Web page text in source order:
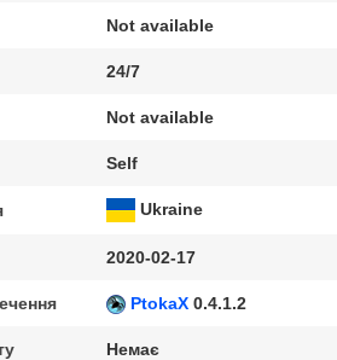
Not available
24/7
Not available
Self
Ukraine
2020-02-17
PtokaX 0.4.1.2
Немає